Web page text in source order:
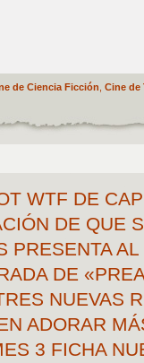
de Ciencia Ficción Cine de
WTF DE
DE QUE
PRESENTA
DE
NUEVAS
ADORAR
3 FICHA